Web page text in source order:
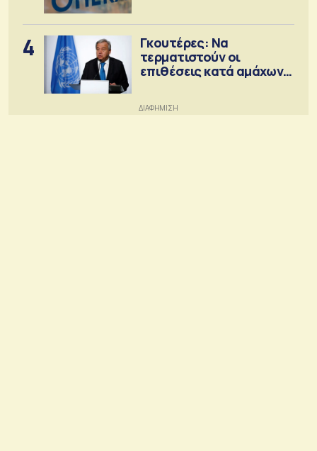
4
Γκουτέρες: Να
τερματιστούν οι
επιθέσεις κατά αμάχων